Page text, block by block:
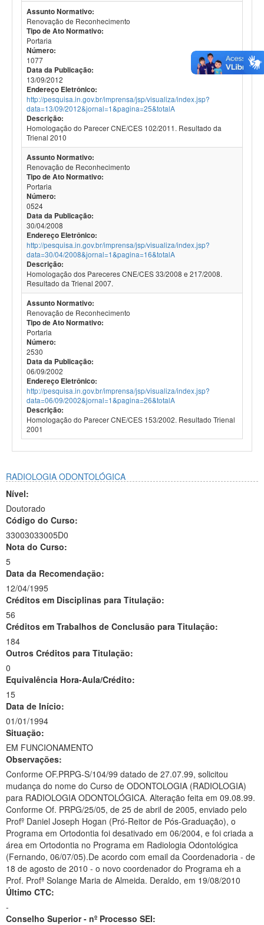
Assunto Normativo:
Renovação de Reconhecimento
Tipo de Ato Normativo:
Portaria
Número:
1077
Data da Publicação:
13/09/2012
Endereço Eletrônico:
http://pesquisa.in.gov.br/imprensa/jsp/visualiza/index.jsp?
data=13/09/2012&jornal=1&pagina=25&totalA
Descrição:
Homologação do Parecer CNE/CES 102/2011. Resultado da
Trienal 2010
Assunto Normativo:
Renovação de Reconhecimento
Tipo de Ato Normativo:
Portaria
Número:
0524
Data da Publicação:
30/04/2008
Endereço Eletrônico:
http://pesquisa.in.gov.br/imprensa/jsp/visualiza/index.jsp?
data=30/04/2008&jornal=1&pagina=16&totalA
Descrição:
Homologação dos Pareceres CNE/CES 33/2008 e 217/2008.
Resultado da Trienal 2007.
Assunto Normativo:
Renovação de Reconhecimento
Tipo de Ato Normativo:
Portaria
Número:
2530
Data da Publicação:
06/09/2002
Endereço Eletrônico:
http://pesquisa.in.gov.br/imprensa/jsp/visualiza/index.jsp?
data=06/09/2002&jornal=1&pagina=26&totalA
Descrição:
Homologação do Parecer CNE/CES 153/2002. Resultado Trienal
2001
RADIOLOGIA ODONTOLÓGICA
Nível:
Doutorado
Código do Curso:
33003033005D0
Nota do Curso:
5
Data da Recomendação:
12/04/1995
Créditos em Disciplinas para Titulação:
56
Créditos em Trabalhos de Conclusão para Titulação:
184
Outros Créditos para Titulação:
0
Equivalência Hora-Aula/Crédito:
15
Data de Início:
01/01/1994
Situação:
EM FUNCIONAMENTO
Observações:
Conforme OF.PRPG-S/104/99 datado de 27.07.99, solicitou
mudança do nome do Curso de ODONTOLOGIA (RADIOLOGIA)
para RADIOLOGIA ODONTOLÓGICA. Alteração feita em 09.08.99.
Conforme Of. PRPG/25/05, de 25 de abril de 2005, enviado pelo
Profº Daniel Joseph Hogan (Pró-Reitor de Pós-Graduação), o
Programa em Ortodontia foi desativado em 06/2004, e foi criada a
área em Ortodontia no Programa em Radiologia Odontológica
(Fernando, 06/07/05).De acordo com email da Coordenadoria - de
18 de agosto de 2010 - o novo coordenador do Programa eh a
Prof. Profª Solange Maria de Almeida. Deraldo, em 19/08/2010
Último CTC:
-
Conselho Superior - nº Processo SEI: